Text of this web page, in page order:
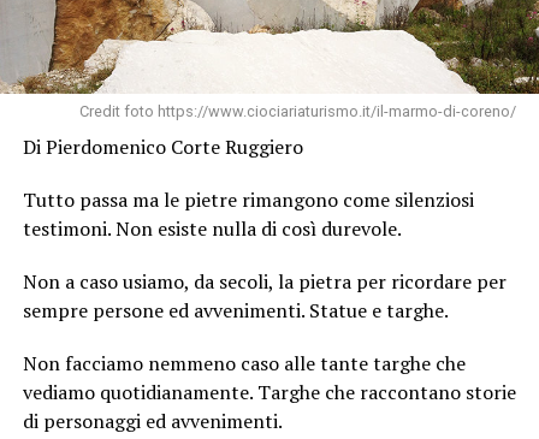
Credit foto https://www.ciociariaturismo.it/il-marmo-di-coreno/
Di Pierdomenico Corte Ruggiero
Tutto passa ma le pietre rimangono come silenziosi
testimoni. Non esiste nulla di così durevole.
Non a caso usiamo, da secoli, la pietra per ricordare per
sempre persone ed avvenimenti. Statue e targhe.
Non facciamo nemmeno caso alle tante targhe che
vediamo quotidianamente. Targhe che raccontano storie
di personaggi ed avvenimenti.